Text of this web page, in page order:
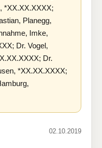
*XX.XX.XXXX;
Planegg,
Imke,
Dr. Vogel,
Dr.
*XX.XX.XXXX;
02.10.2019